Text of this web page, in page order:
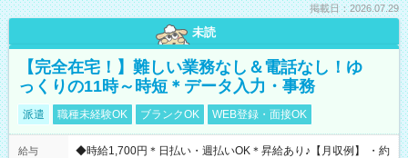
掲載日：2026.07.29
未読
【完全在宅！】難しい業務なし＆電話なし！ゆ
っくりの11時～時短＊データ入力・事務
派遣 職種未経験OK ブランクOK WEB登録・面接OK
給与
◆時給1,700円＊日払い・週払いOK＊昇給あり♪【月収例】 ・約